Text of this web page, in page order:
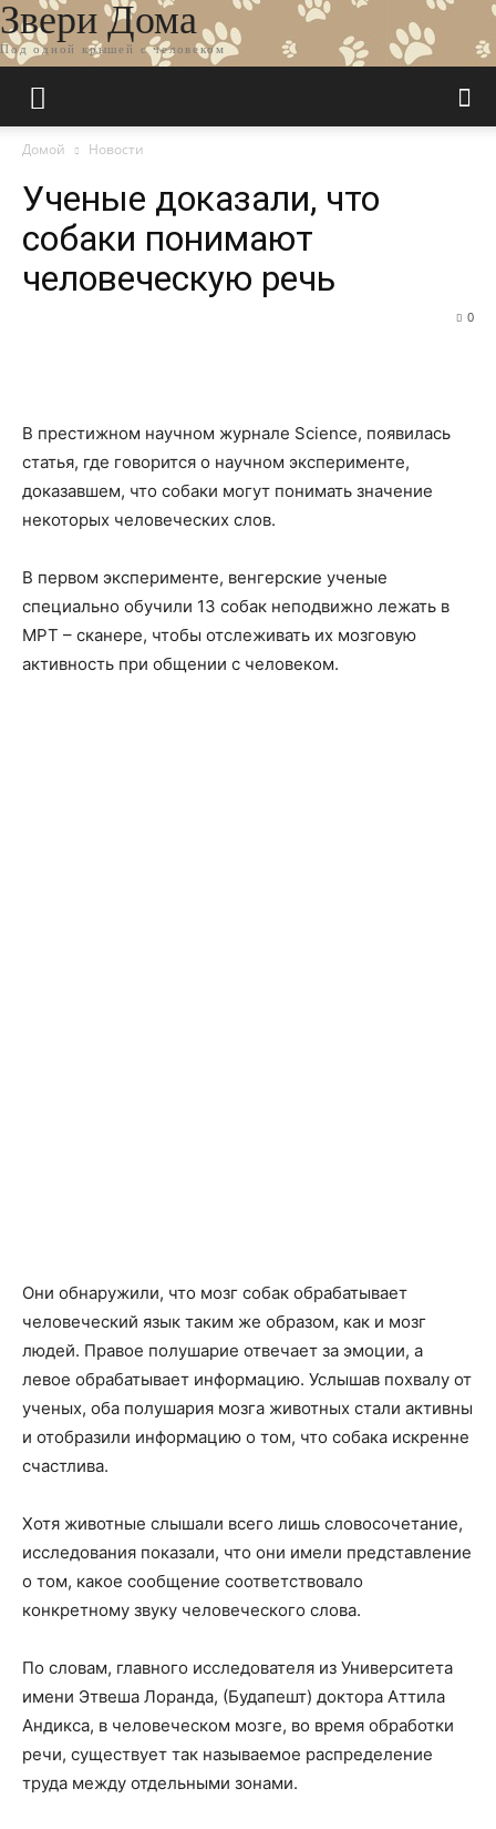
Звери Дома
Под одной крышей с человеком
Домой Новости
Ученые доказали, что
собаки понимают
человеческую речь
0
В престижном научном журнале Science, появилась
статья, где говорится о научном эксперименте,
доказавшем, что собаки могут понимать значение
некоторых человеческих слов.
В первом эксперименте, венгерские ученые
специально обучили 13 собак неподвижно лежать в
МРТ – сканере, чтобы отслеживать их мозговую
активность при общении с человеком.
Они обнаружили, что мозг собак обрабатывает
человеческий язык таким же образом, как и мозг
людей. Правое полушарие отвечает за эмоции, а
левое обрабатывает информацию. Услышав похвалу от
ученых, оба полушария мозга животных стали активны
и отобразили информацию о том, что собака искренне
счастлива.
Хотя животные слышали всего лишь словосочетание,
исследования показали, что они имели представление
о том, какое сообщение соответствовало
конкретному звуку человеческого слова.
По словам, главного исследователя из Университета
имени Этвеша Лоранда, (Будапешт) доктора Аттила
Андикса, в человеческом мозге, во время обработки
речи, существует так называемое распределение
труда между отдельными зонами.